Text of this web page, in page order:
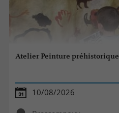
Atelier Peinture préhistorique
10/08/2026